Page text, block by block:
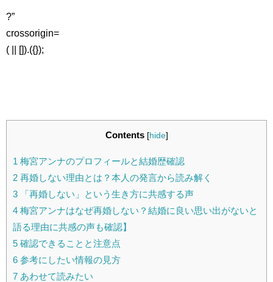
?”
crossorigin=
( || []).({});
Contents [hide]
1 梅宮アンナのプロフィールと結婚歴確認
2 再婚しない理由とは？本人の発言から読み解く
3 「再婚しない」という生き方に共感する声
4 梅宮アンナはなぜ再婚しない？結婚に良い思い出がないと
語る理由に共感の声も確認】
5 確認できることと注意点
6 参考にしたい情報の見方
7 あわせて読みたい